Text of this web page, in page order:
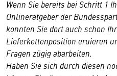
Wenn Sie bereits bei Schritt 1
Onlineratgeber der
konnten Sie dort auch schon
Lieferkettenposition eruieren
Fragen zügig abarbeiten.
Haben Sie sich durch diesen